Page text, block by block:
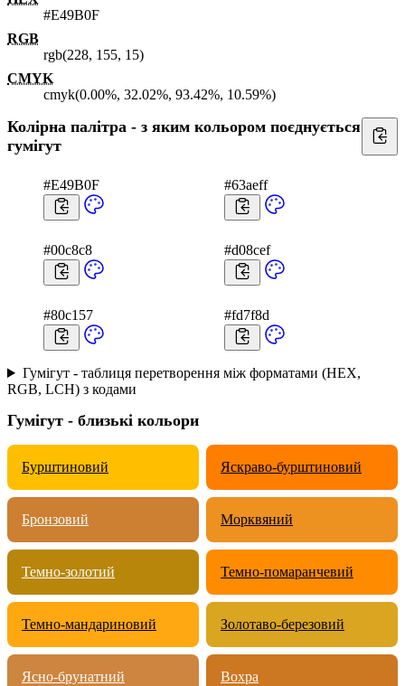
#E49B0F
RGB
rgb(228, 155, 15)
CMYK
cmyk(0.00%, 32.02%, 93.42%, 10.59%)
Колірна палітра - з яким кольором поєднується
гумігут
#E49B0F #63aeff
#00c8c8 #d08cef
#80c157 #fd7f8d
Гумігут - таблиця перетворення між форматами (HEX,
RGB, LCH) з кодами
Гумігут - близькі кольори
Бурштиновий Яскраво-бурштиновий
Бронзовий Морквяний
Темно-золотий Темно-помаранчевий
Темно-мандариновий Золотаво-березовий
Ясно-брунатний Вохра